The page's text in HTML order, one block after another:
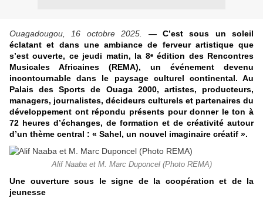
Ouagadougou, 16 octobre 2025. —C’est sous un soleil
éclatant et dans une ambiance de ferveur artistique que
s’est ouverte, ce jeudi matin, la 8ᵉ édition des Rencontres
Musicales Africaines (REMA), un événement devenu
incontournable dans le paysage culturel continental. Au
Palais des Sports de Ouaga 2000, artistes, producteurs,
managers, journalistes, décideurs culturels et partenaires du
développement ont répondu présents pour donner le ton à
72 heures d’échanges, de formation et de créativité autour
d’un thème central : « Sahel, un nouvel imaginaire créatif ».
Alif Naaba et M. Marc Duponcel (Photo REMA)
Une ouverture sous le signe de la coopération et de la
jeunesse